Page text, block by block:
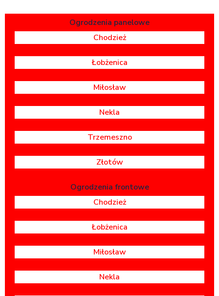
Ogrodzenia panelowe
Chodzież
Łobżenica
Miłosław
Nekla
Trzemeszno
Złotów
Ogrodzenia frontowe
Chodzież
Łobżenica
Miłosław
Nekla